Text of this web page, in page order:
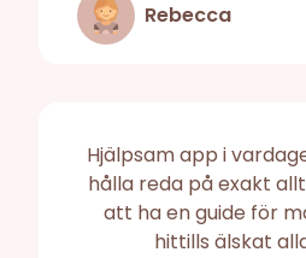
Rebecca
Hjälpsam app i
hålla reda på exakt
att ha en guide för
hittills älskat